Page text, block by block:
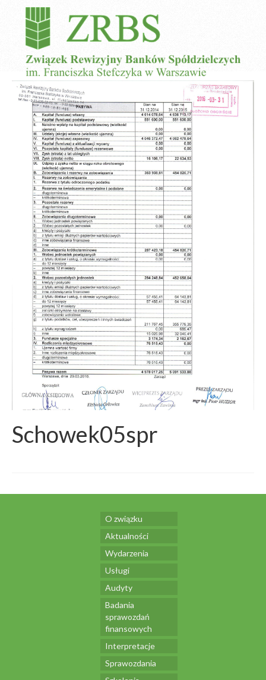
Schowek05spr
O związku
Aktualności
Wydarzenia
Usługi
Audyty
Badania
sprawozdań
finansowych
Interpretacje
Sprawozdania